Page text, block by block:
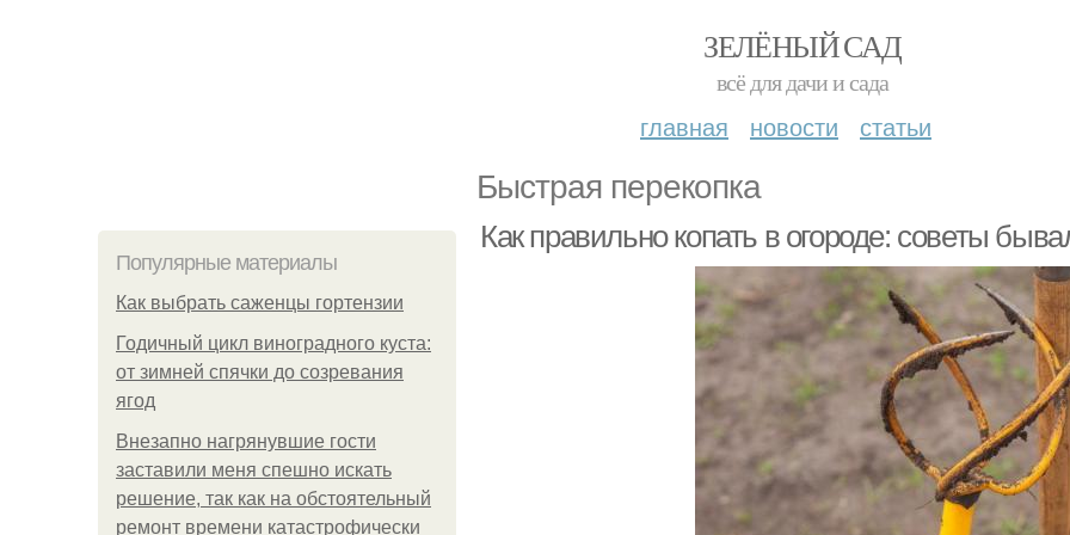
ЗЕЛЁНЫЙ САД
всё для дачи и сада
главная новости статьи
Быстрая перекопка
Популярные материалы
Как выбрать саженцы гортензии
Годичный цикл виноградного куста:
от зимней спячки до созревания
ягод
Внезапно нагрянувшие гости
заставили меня спешно искать
решение, так как на обстоятельный
ремонт времени катастрофически
Как правильно копать в огороде: советы